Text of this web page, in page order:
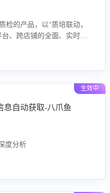
检的产品，以“质培联动，
、跨店铺的全面、实时、
生效中
息自动获取-八爪鱼
度分析